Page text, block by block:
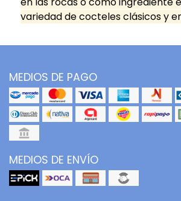
variedad de cocteles clásicos y
MEDIOS DE PAGO
MEDIOS DE ENVÍO